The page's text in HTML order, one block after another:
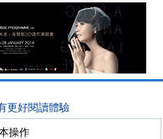
更好閱讀體驗
操作